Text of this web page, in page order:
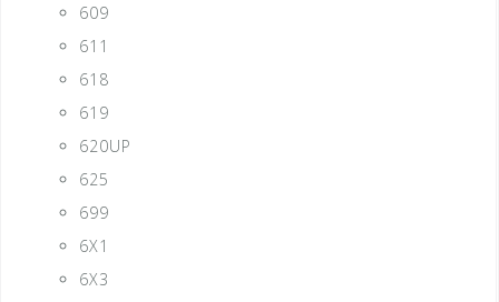
609
611
618
619
620UP
625
699
6X1
6X3